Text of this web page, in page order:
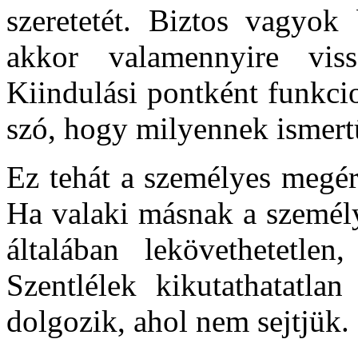
szeretetét. Biztos
akkor valamennyire
Kiindulási pontként
szó, hogy milyennek
Ez tehát a személyes
Ha valaki másnak a
általában
Szentlélek
dolgozik, ahol nem sejtjük.